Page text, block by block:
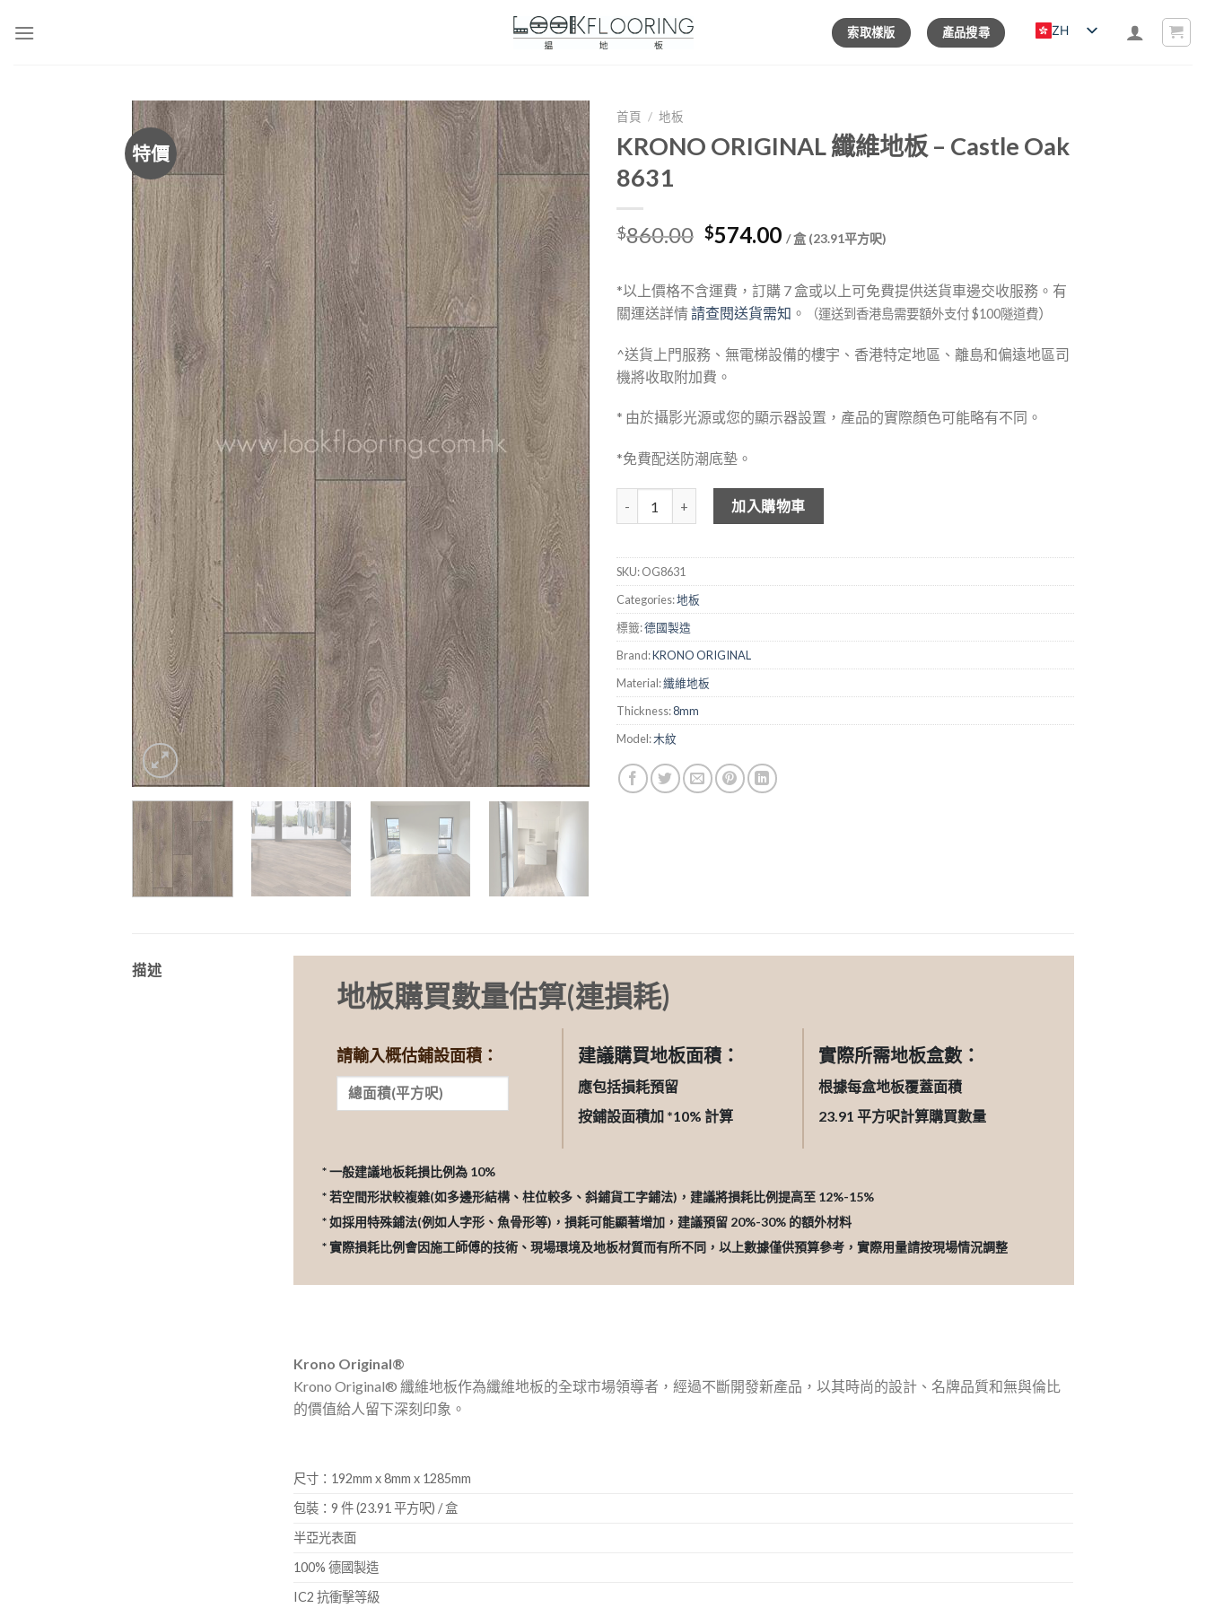
索取樣版 產品搜尋 ZH
特價
首頁 / 地板
KRONO ORIGINAL 纖維地板 – Castle Oak
8631
$860.00 Original
$860.00.
$574.00Current
$574.00.
/ 盒 (23.91平方呎)
*以上價格不含運費，訂購 7 盒或以上可免費提供送貨車邊交收服務。有
關運送詳情請查閱送貨需知 。 （運送到香港島需要額外支付 $100隧道費）
^送貨上門服務、無電梯設備的樓宇、香港特定地區、離島和偏遠地區司
機將收取附加費。
* 由於攝影光源或您的顯示器設置，產品的實際顏色可能略有不同。
*免費配送防潮底墊。
KRONO ORIGINAL 纖維地板 - Castle Oak 8631 數量
加入購物車
SKU:OG8631
Categories:地板
標籤:德國製造
Brand:KRONO ORIGINAL
Material:纖維地板
Thickness:8mm
Model:木紋
描述
地板購買數量估算(連損耗)
請輸入概估鋪設面積： 建議購買地板面積：
應包括損耗預留
按鋪設面積加 *10% 計算
實際所需地板盒數：
根據每盒地板覆蓋面積
23.91平方呎計算購買數量
* 一般建議地板耗損比例為 10%
* 若空間形狀較複雜(如多邊形結構、柱位較多、斜鋪貨工字鋪法)，建議將損耗比例提高至 12%-15%
* 如採用特殊鋪法(例如人字形、魚骨形等)，損耗可能顯著增加，建議預留 20%-30% 的額外材料
* 實際損耗比例會因施工師傅的技術、現場環境及地板材質而有所不同，以上數據僅供預算參考，實際用量請按現場情況調整
Krono Original®
Krono Original® 纖維地板作為纖維地板的全球市場領導者，經過不斷開發新產品，以其時尚的設計、名牌品質和無與倫比
的價值給人留下深刻印象。
尺寸：192mm x 8mm x 1285mm
包裝：9 件 (23.91 平方呎) / 盒
半亞光表面
100% 德國製造
IC2 抗衝擊等級